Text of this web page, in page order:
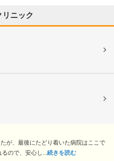
ニック
が、最後にたどり着いた病院はここで
ので、安心し... 続きを読む